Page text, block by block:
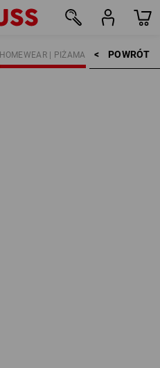
POWRÓT    >
HOMEWEAR | PIŻAMA